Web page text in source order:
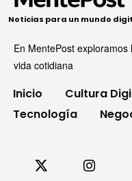
Noticias para un mundo
En MentePost
vida cotidiana
Inicio Cultura
Tecnología